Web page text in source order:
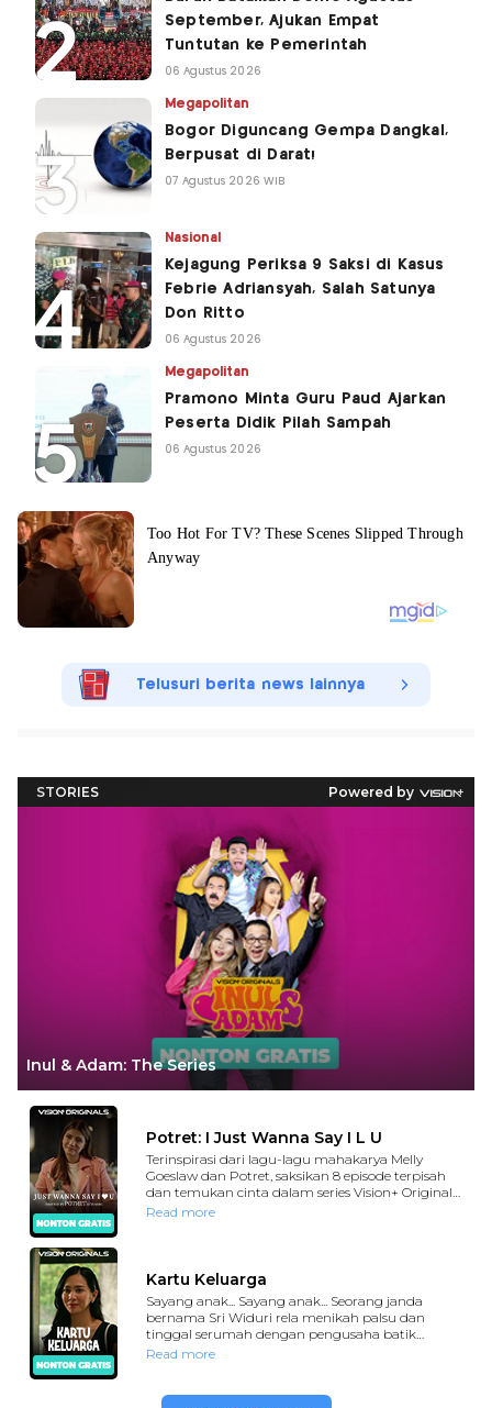
September, Ajukan Empat
Tuntutan ke Pemerintah
06 Agustus 2026
Megapolitan
Bogor Diguncang Gempa Dangkal,
Berpusat di Darat!
07 Agustus 2026 WIB
Nasional
Kejagung Periksa 9 Saksi di Kasus
Febrie Adriansyah, Salah Satunya
Don Ritto
06 Agustus 2026
Megapolitan
Pramono Minta Guru Paud Ajarkan
Peserta Didik Pilah Sampah
06 Agustus 2026
Telusuri berita news lainnya